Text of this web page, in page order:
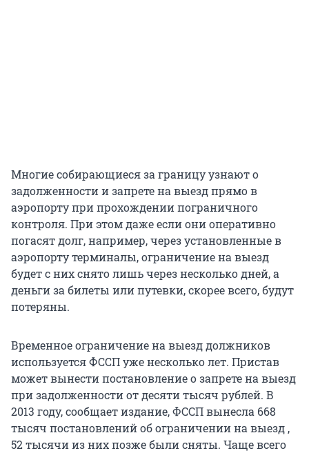
Многие собирающиеся за границу узнают о
задолженности и запрете на выезд прямо в
аэропорту при прохождении пограничного
контроля. При этом даже если они оперативно
погасят долг, например, через установленные в
аэропорту терминалы, ограничение на выезд
будет с них снято лишь через несколько дней, а
деньги за билеты или путевки, скорее всего, будут
потеряны.
Временное ограничение на выезд должников
используется ФССП уже несколько лет. Пристав
может вынести постановление о запрете на выезд
при задолженности от десяти тысяч рублей. В
2013 году, сообщает издание, ФССП вынесла 668
тысяч постановлений об ограничении на выезд ,
52 тысячи из них позже были сняты. Чаще всего